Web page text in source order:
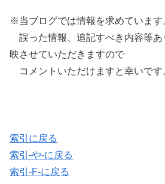
※当ブログでは情報を求めています
誤った情報、追記すべき内容等あ
映させていただきますので
コメントいただけますと幸いです
索引に戻る
索引-や-に戻る
索引-F-に戻る